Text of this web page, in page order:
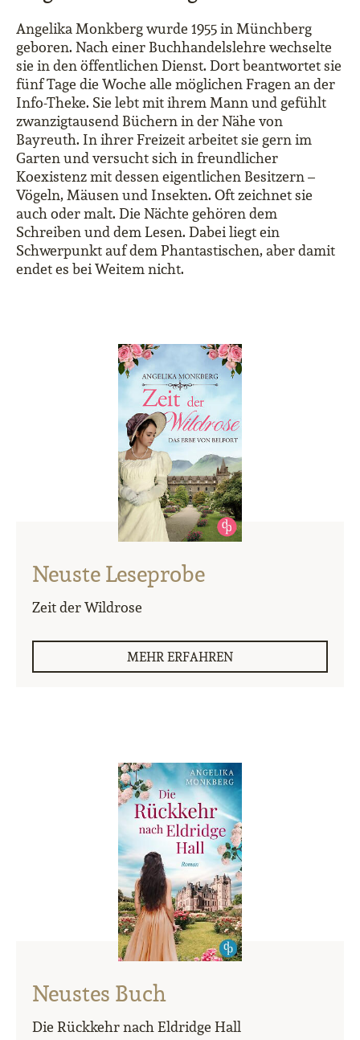
Angelika Monkberg wurde 1955 in Münchberg
geboren. Nach einer Buchhandelslehre wechselte
sie in den öffentlichen Dienst. Dort beantwortet sie
fünf Tage die Woche alle möglichen Fragen an der
Info-Theke. Sie lebt mit ihrem Mann und gefühlt
zwanzigtausend Büchern in der Nähe von
Bayreuth. In ihrer Freizeit arbeitet sie gern im
Garten und versucht sich in freundlicher
Koexistenz mit dessen eigentlichen Besitzern –
Vögeln, Mäusen und Insekten. Oft zeichnet sie
auch oder malt. Die Nächte gehören dem
Schreiben und dem Lesen. Dabei liegt ein
Schwerpunkt auf dem Phantastischen, aber damit
endet es bei Weitem nicht.
Neuste Leseprobe
Zeit der Wildrose
MEHR ERFAHREN
Neustes Buch
Die Rückkehr nach Eldridge Hall